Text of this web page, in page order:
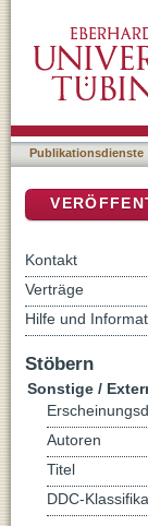
Publikationsdienste
Kontakt
Verträge
Hilfe und
Stöbern
Sonstige /
Autoren
Titel
DDC-